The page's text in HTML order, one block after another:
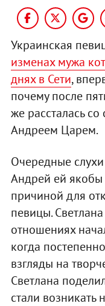
Украинская
изменах мужа
днях в Сети,
почему после
же рассталась
Андреем Царем.
Очередные
Андрей ей якобы
причиной для
певицы.
отношениях
когда
взгляды на
Светлана
стали возникать